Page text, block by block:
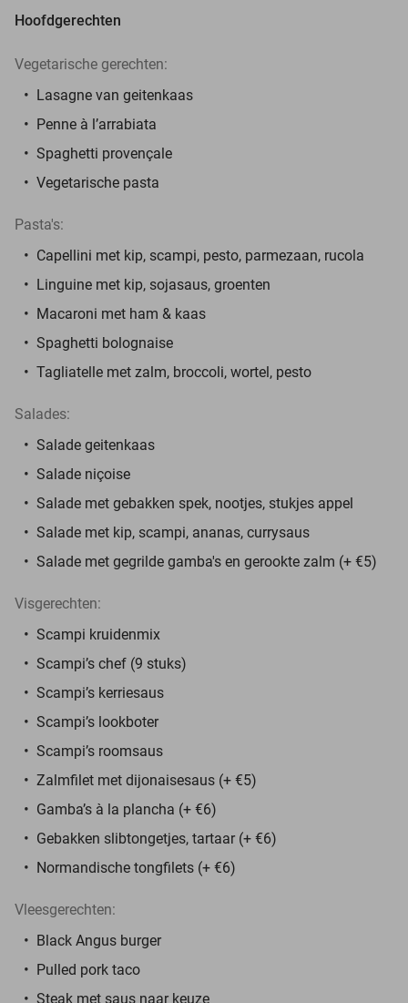
Hoofdgerechten
Vegetarische gerechten:
Lasagne van geitenkaas
Penne à l’arrabiata
Spaghetti provençale
Vegetarische pasta
Pasta's:
Capellini met kip, scampi, pesto, parmezaan, rucola
Linguine met kip, sojasaus, groenten
Macaroni met ham & kaas
Spaghetti bolognaise
Tagliatelle met zalm, broccoli, wortel, pesto
Salades:
Salade geitenkaas
Salade niçoise
Salade met gebakken spek, nootjes, stukjes appel
Salade met kip, scampi, ananas, currysaus
Salade met gegrilde gamba's en gerookte zalm (+ €5)
Visgerechten:
Scampi kruidenmix
Scampi’s chef (9 stuks)
Scampi’s kerriesaus
Scampi’s lookboter
Scampi’s roomsaus
Zalmfilet met dijonaisesaus (+ €5)
Gamba’s à la plancha (+ €6)
Gebakken slibtongetjes, tartaar (+ €6)
Normandische tongfilets (+ €6)
Vleesgerechten:
Black Angus burger
Pulled pork taco
Steak met saus naar keuze